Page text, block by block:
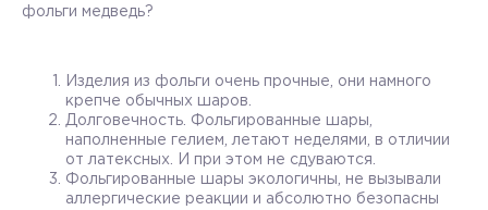
фольги медведь?
Изделия из фольги очень прочные, они намного
крепче обычных шаров.
Долговечность. Фольгированные шары,
наполненные гелием, летают неделями, в отличии
от латексных. И при этом не сдуваются.
Фольгированные шары экологичны, не вызывали
аллергические реакции и абсолютно безопасны